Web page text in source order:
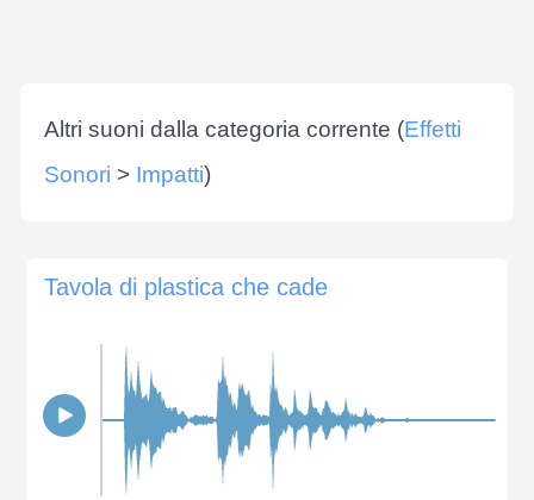
Altri suoni dalla categoria corrente (Effetti
Sonori > Impatti)
Tavola di plastica che cade